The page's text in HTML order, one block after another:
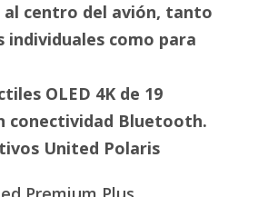
al centro del avión, tanto
individuales como para
OLED 4K de 19
conectividad Bluetooth.
United Polaris